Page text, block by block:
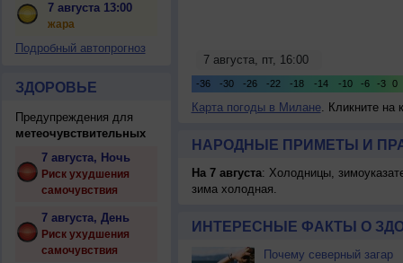
7 августа 13:00
жара
Подробный автопрогноз
ЗДОРОВЬЕ
Предупреждения для
метеочувствительных
7 августа, Ночь
Риск ухудшения
самочувствия
7 августа, День
Риск ухудшения
самочувствия
Карта погоды в Милане. Кликните на
НАРОДНЫЕ ПРИМЕТЫ И
На 7 августа: Холодницы,
зима холодная.
ИНТЕРЕСНЫЕ ФАКТЫ О
Почему северный загар